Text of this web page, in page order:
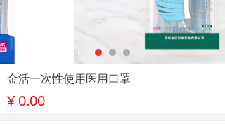
金活一次性使用医用口罩
¥ 0.00